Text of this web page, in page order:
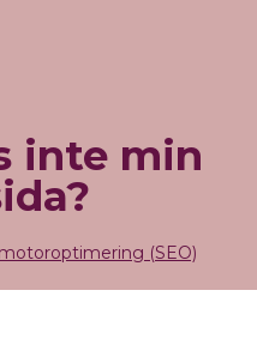
inte min
(SEO)